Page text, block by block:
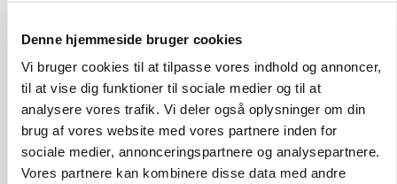
Denne hjemmeside bruger cookies
Vi bruger cookies til at tilpasse vores indhold og annoncer,
til at vise dig funktioner til sociale medier og til at
analysere vores trafik. Vi deler også oplysninger om din
brug af vores website med vores partnere inden for
sociale medier, annonceringspartnere og analysepartnere.
Vores partnere kan kombinere disse data med andre
Prisgab på 20 kroner pr. kg vokser: Polsk kylling
presser markedet